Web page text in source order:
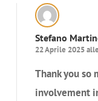
Stefano
22 Aprile 2025
Thank you so
involvement